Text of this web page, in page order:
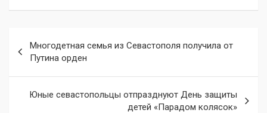
по
записям
Многодетная семья из Севастополя получила от
Путина орден
Юные севастопольцы отпразднуют День защиты
детей «Парадом колясок»